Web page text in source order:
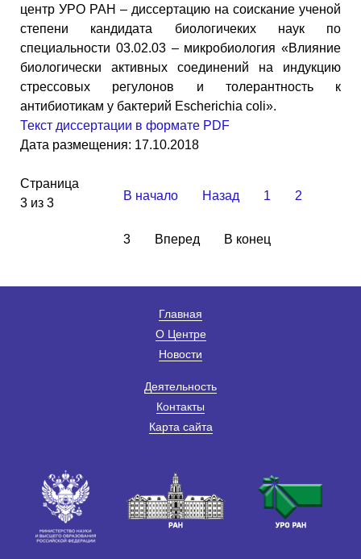
центр УРО РАН – диссертацию на соискание ученой
степени кандидата биологичеких наук по
специальности 03.02.03 – микробиология «Влияние
биологически активных соединений на индукцию
стрессовых регулонов и толерантность к
антибиотикам у бактерий Escherichia coli».
Текст диссертации в формате PDF
Дата размещения: 17.10.2018
Страница
3 из 3
В начало Назад 1 2
3 Вперед В конец
Главная
О Центре
Новости
Деятельность
Контакты
Карта сайта